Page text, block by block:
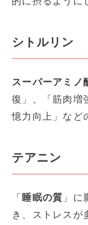
シトルリン
スーパーアミノ
復」、「筋肉増
憶力向上」など
テアニン
「睡眠の質 」
き、ストレスが